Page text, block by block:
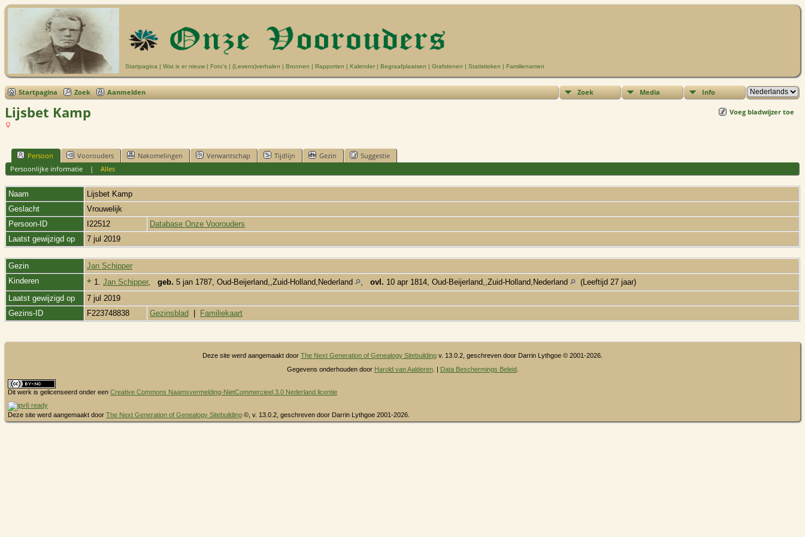
Startpagina | Wat is er nieuw | Foto's | (Levens)verhalen | Bronnen | Rapporten | Kalender | Begraafplaatsen | Grafstenen | Statistieken | Familienamen
Startpagina Zoek Aanmelden Zoek Media Info
Voeg bladwijzer toe
Lijsbet Kamp
Persoon Voorouders Nakomelingen Verwantschap Tijdlijn Gezin
Suggestie
Persoonlijke informatie| Alles
Naam Lijsbet Kamp
Geslacht
Vrouwelijk
Persoon-ID
I22512
Database Onze Voorouders
Laatst gewijzigd op
7 jul 2019
Gezin
Jan Schipper
Kinderen
+ 1. Jan Schipper, geb. 5 jan 1787, Oud-Beijerland,,Zuid-Holland,Nederland , ovl. 10 apr 1814, Oud-Beijerland,,Zuid-Holland,Nederland
(Leeftijd 27 jaar)
Laatst gewijzigd op
7 jul 2019
Gezins-ID
F223748838 Gezinsblad Familiekaart
Deze site werd aangemaakt door The Next Generation of Genealogy Sitebuilding v. 13.0.2, geschreven door Darrin Lythgoe © 2001-2026.
Gegevens onderhouden door Harold van Aalderen. | Data Beschermings Beleid
Dit werk is gelicenseerd onder een Creative Commons Naamsvermelding-NietCommercieel 3.0 Nederland licentie
Deze site werd aangemaakt door The Next Generation of Genealogy Sitebuilding ©, v. 13.0.2, geschreven door Darrin Lythgoe 2001-2026.